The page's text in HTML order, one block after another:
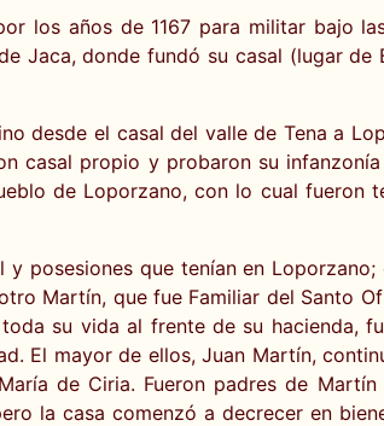
los años de 1167 para militar bajo
Jaca, donde fundó su casal (lugar
desde el casal del valle de Tena a
casal propio y probaron su
de Loporzano, con lo cual
posesiones que tenían en
Martín, que fue Familiar del Santo
su vida al frente de su hacienda,
El mayor de ellos, Juan Martín,
de Ciria. Fueron padres de
la casa comenzó a decrecer en